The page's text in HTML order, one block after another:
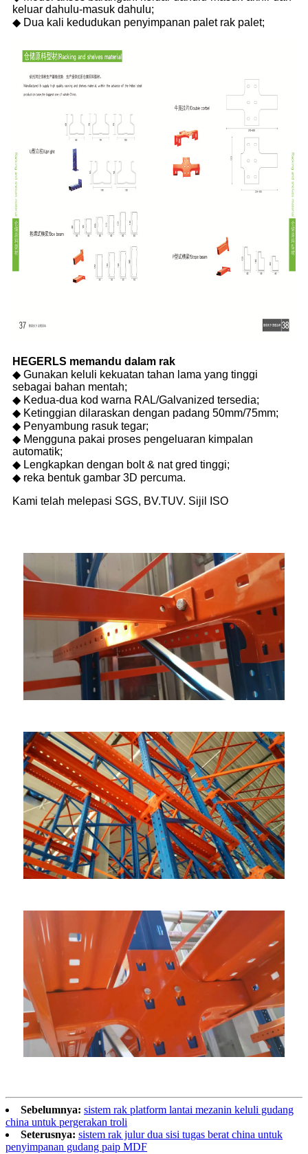
keluar dahulu-masuk dahulu;
◆ Dua kali kedudukan penyimpanan palet rak palet;
HEGERLS memandu dalam rak
◆ Gunakan keluli kekuatan tahan lama yang tinggi
sebagai bahan mentah;
◆ Kedua-dua kod warna RAL/Galvanized tersedia;
◆ Ketinggian dilaraskan dengan padang 50mm/75mm;
◆ Penyambung rasuk tegar;
◆ Mengguna pakai proses pengeluaran kimpalan
automatik;
◆ Lengkapkan dengan bolt & nat gred tinggi;
◆ reka bentuk gambar 3D percuma.
Kami telah melepasi SGS, BV.TUV. Sijil ISO
Sebelumnya: sistem rak platform lantai mezanin keluli gudang
china untuk pergerakan troli
Seterusnya: sistem rak julur dua sisi tugas berat china untuk
penyimpanan gudang paip MDF